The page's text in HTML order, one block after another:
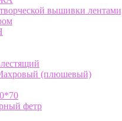
вышивки
(плюшевый)
фетр